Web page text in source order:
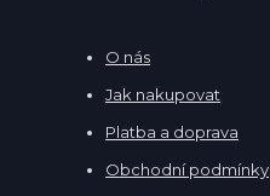
O nás
Jak nakupovat
Platba a doprava
Obchodní podmínky